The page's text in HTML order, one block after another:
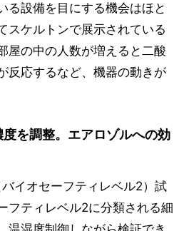
る設備を目にする機会はほと
スケルトンで展示されている
屋の中の人数が増えると二酸
反応するなど、機器の動きが
を調整。エアロゾルへの効
イオセーフティレベル2）試
フティレベル2に分類される細